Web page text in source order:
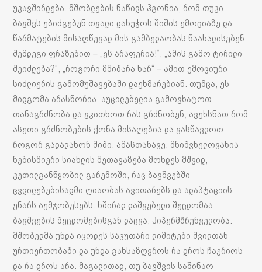
უკავშირდება. მშობლების ნაწილს ჰგონია, რომ თუკი
ბავშვს უბიძგებენ თვალი დახუჭოს შიშის ემოციაზე და
წარმატების მისაღწევად მის გამბედაობას წაახალისებენ
შემდეგი ფრაზებით – „ეს არაფერია!“, „ამის გამო ტირილი
შეიძლება?“, „როგორი მშიშარა ხარ“ – ამით ემოციური
სიძლიერის გამომუშავებაში დაეხმარებიან. თუმცა, ეს
მიდგომა არასწორია. აუცილებელია გამოვხატოთ
თანაგრძნობა და ვკითხოთ რას გრძნობენ, ავუხსნათ რომ
ასეთი გრძნობების ქონა მისაღებია და ვასწავლოთ
როგორ გადალახონ შიში. ამასთანავე, მნიშვნელოვანია
ნებისმიერი სიახლის შეთავაზება მოხდეს მშვიდ,
კეთილგანწყობილ გარემოში, რაც ბავშვებში
ცვლილებებისადმი ღიაობას ავითარებს და ადაპტაციის
უნარს აუმჯობესებს. ხშირად დაშვებული შეცდომაა
ბავშვების შეცდომებისგან დაცვა, ჰიპერმზრუნველობა.
მშობელმა უნდა იცოდეს საკუთარი ლიმიტები შვილთან
ურთიერთობაში და უნდა განსაზღვროს რა დროს ჩაერიოს
და რა დროს არა. მაგალითად, თუ ბავშვის საშინაო